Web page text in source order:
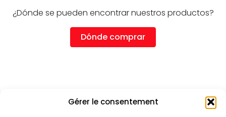
Gérer le consentement
¿Dónde se pueden encontrar nuestros productos?
Dónde comprar